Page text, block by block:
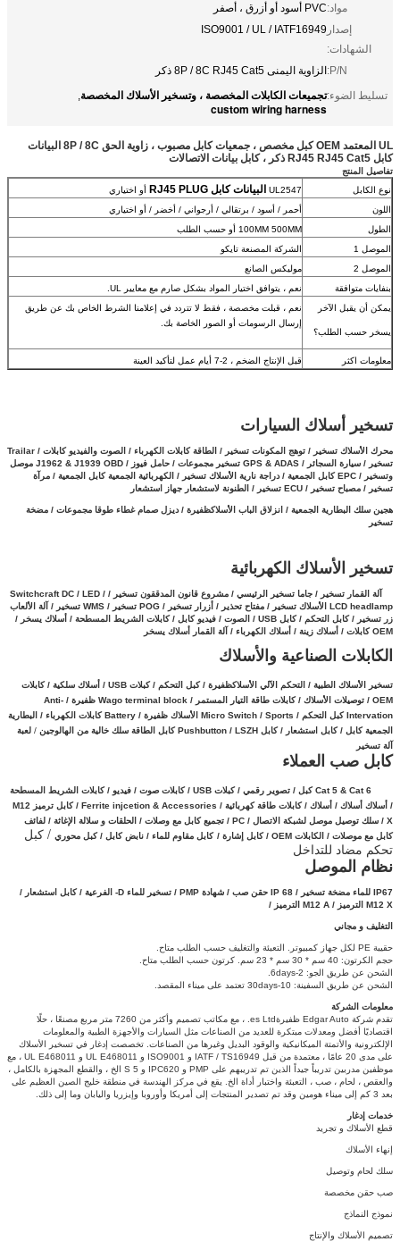
مواد:PVC أسود أو أزرق ، أصفر
إصدار
الشهادات:
ISO9001 / UL / IATF16949
P/N: الزاوية اليمنى 8P / 8C RJ45 Cat5 ذكر
تسليط الضوء:تجميعات الكابلات المخصصة ، وتسخير الأسلاك المخصصة,
custom wiring harness
UL المعتمد OEM كبل مخصص ، جمعيات كابل مصبوب ، زاوية الحق 8P / 8C
البيانات
كابل RJ45 RJ45 Cat5 ذكر ، كابل بيانات الاتصالات
تفاصيل المنتج
نوع الكابل
UL2547 البيانات كابل RJ45 PLUG
أو اختياري
اللون
أحمر / أسود / برتقالي / أرجواني / أخضر / أو اختياري
الطول
100MM 500MM أو حسب الطلب
الموصل 1
الشركة المصنعة تايكو
الموصل 2
موليكس الصانع
بنفايات متوافقة
نعم ، يتوافق اختيار المواد بشكل صارم مع معايير UL.
يمكن أن يقبل الآخر
يسخر حسب الطلب؟
نعم ، قبلت مخصصة ، فقط لا تتردد في إعلامنا الشرط الخاص بك عن طريق
إرسال الرسومات أو الصور الخاصة بك.
معلومات اكثر قبل الإنتاج الضخم ، 2-7 أيام عمل لتأكيد العينة
تسخير أسلاك السيارات
محرك الأسلاك تسخير / توهج المكونات تسخير / الطاقة كابلات الكهرباء / الصوت والفيديو كابلات / Trailar
تسخير / سيارة السجائر / GPS & ADAS تسخير مجموعات / حامل فيوز / J1962 & J1939 OBD موصل
وتسخير / EPC كابل الجمعية /
دراجة نارية الأسلاك تسخير / الكهربائية الجمعية كابل الجمعية / مرآة
تسخير / مصباح تسخير / ECU تسخير / الطنونة لاستشعار جهاز استشعار
هجين سلك البطارية الجمعية / انزلاق الباب الأسلاكظفيرة / ديزل صمام غطاء طوقا مجموعات / مضخة
تسخير
تسخير الأسلاك الكهربائية
آلة القمار تسخير / جاما تسخير الرئيسي / مشروع قانون المدققون تسخير / Switchcraft DC / LED /
LCD headlamp الأسلاك تسخير / مفتاح تحذير / أزرار تسخير / POG تسخير / WMS تسخير / آلة الألعاب
زر تسخير /
كابل التحكم / كابل USB / الصوت / فيديو كابل / كابلات الشريط المسطحة / أسلاك يسخر /
OEM كابلات / أسلاك زينة / أسلاك الكهرباء / آلة القمار أسلاك يسخر
الكابلات الصناعية والأسلاك
تسخير الأسلاك الطبية / التحكم الآلي الأسلاكظفيرة / كبل التحكم / كبلات USB / أسلاك سلكية / كابلات
OEM / توصيلات الأسلاك / كابلات طاقة التيار المستمر / Wago terminal block ظفيرة / Anti-
Intervation كبل التحكم / Micro Switch / Sports الأسلاك ظفيرة / Battery كابلات الكهرباء /
البطارية
الجمعية كابل / كابل استشعار / كابل Pushbutton / LSZH كابل الطاقة سلك خالية من الهالوجين / لعبة
آلة تسخير
كابل صب العملاء
Cat 5 & Cat 6 كبل / تصوير رقمي / كبلات USB / كابلات صوت / فيديو / كابلات الشريط المسطحة
/ أسلاك أسلاك / أسلاك / كابلات طاقة كهربائية / Ferrite injcetion & Accessories / كابل ترميز M12
X / سلك توصيل موصل
لشبكة الاتصال / PC / تجميع كابل مع وصلات / الحلقات و سلالة الإغاثة / لفائف
كابل مع موصلات /
الكابلات OEM / كابل إشارة / كابل مقاوم للماء / نابض كابل / كبل محوري / كبل
تحكم مضاد للتداخل
نظام الموصل
IP67 للماء
مضخة تسخير / IP 68 حقن صب / شهادة PMP / تسخير للماء D- الفرعية / كابل استشعار /
M12 X الترميز /
M12 A الترميز /
التغليف و مجاني
حقيبة PE لكل جهاز كمبيوتر.
التعبئة والتغليف حسب الطلب متاح.
حجم الكرتون: 40 سم * 30 سم * 23 سم.
كرتون حسب الطلب متاح.
الشحن عن طريق الجو: 2-6days.
الشحن عن طريق السفينة: 10-30days تعتمد على ميناء المقصد.
معلومات الشركة
تقدم شركة Edgar Auto ظفيرةes Ltd. ، مع مكاتب تصميم وأكثر من 7260 متر مربع مصنعًا ، حلًا
اقتصاديًا أفضل ومعدلات مبتكرة للعديد من الصناعات مثل السيارات والأجهزة الطبية والمعلومات
الإلكترونية والأتمتة الميكانيكية والوقود البديل وغيرها من الصناعات. تخصصت إدغار في تسخير الأسلاك
على مدى 20 عامًا ، معتمدة من قبل IATF / TS16949 و ISO9001 و UL E468011 و UL E468011 ، مع
موظفين مدربين تدريباً جيداً الذين تم تدريبهم على PMP و IPC620 و 5 S الخ ، والقطع المجهزة بالكامل ،
والعقص ، لحام ، صب ، التعبئة واختبار أداة الخ. يقع في مركز الهندسة في منطقة خليج الصين العظيم على
بعد 3 كم إلى ميناء هومين وقد تم تصدير المنتجات إلى أمريكا وأوروبا وإيزريا واليابان وما إلى ذلك.
خدمات إدغار
قطع الأسلاك و تجريد
إنهاء الأسلاك
سلك لحام وتوصيل
صب حقن مخصصة
نموذج النماذج
تصميم الأسلاك والإنتاج